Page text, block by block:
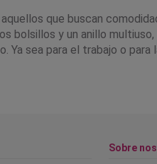
que buscan
bolsillos y un anillo
sea para el trabajo o
Sobre